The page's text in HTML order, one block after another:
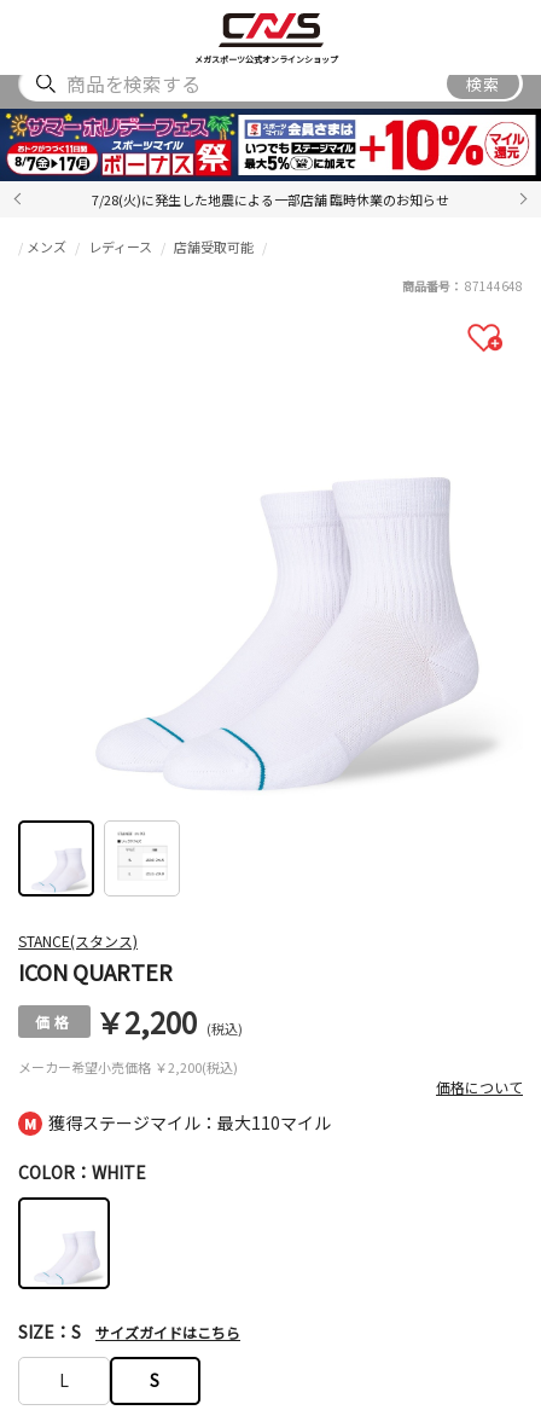
メガスポーツ公式オンラインショップ
ACCESSORY
検索
7/28(火)に発生した地震による一部店舗 臨時休業のお知らせ
獲得ステージマイル：最大110マイル
STANCE(スタンス)
ICON QUARTER
メンズ レディース 店舗受取可能
メーカー希望小売価格 ￥2,200(税込)
￥2,200 (税込)
価格について
商品番号： 87144648
COLOR：WHITE
L S
SIZE：S サイズガイドはこちら